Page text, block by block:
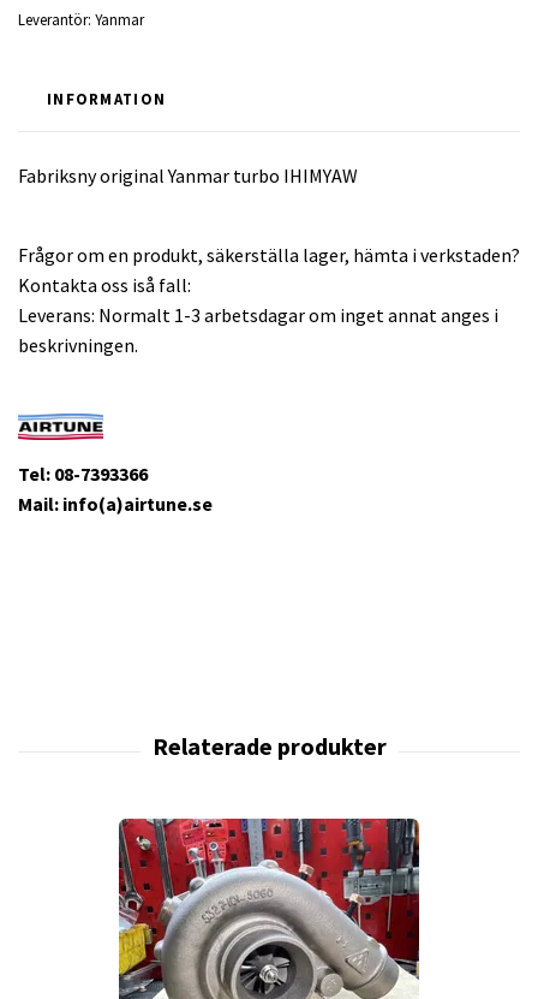
Leverantör: Yanmar
INFORMATION
Fabriksny original Yanmar turbo IHIMYAW
Frågor om en produkt, säkerställa lager, hämta i verkstaden?
Kontakta oss iså fall:
Leverans: Normalt 1-3 arbetsdagar om inget annat anges i
beskrivningen.
Tel: 08-7393366
Mail: info(a)airtune.se